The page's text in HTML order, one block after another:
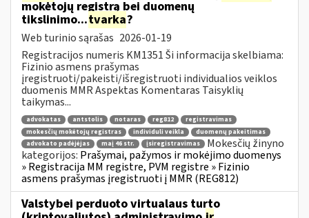
mokėtojų registrą bei duomenų
tikslinimo...tvarka?
Web turinio sąrašas 2026-01-19
Registracijos numeris KM1351 Ši informacija skelbiama:
Fizinio asmens prašymas
įregistruoti/pakeisti/išregistruoti individualios veiklos
duomenis MMR Aspektas Komentaras Taisyklių
taikymas...
advokatas antstolis notaras reg812
registravimas
mokesčių mokėtojų registras
individuli veikla
duomenų pakeitimas
advokato padėjėjas
maį 46 str. įsiregistravimas
Mokesčių žinyno
kategorijos: Prašymai, pažymos ir mokėjimo duomenys
» Registracija MM registre, PVM registre » Fizinio
asmens prašymas įregistruoti į MMR (REG812)
Valstybei perduoto virtualaus turto